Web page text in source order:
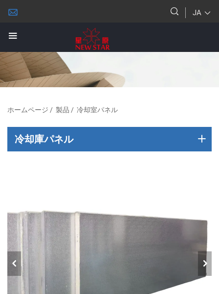
JA
ホームページ / 製品 / 冷却室パネル
冷却庫パネル